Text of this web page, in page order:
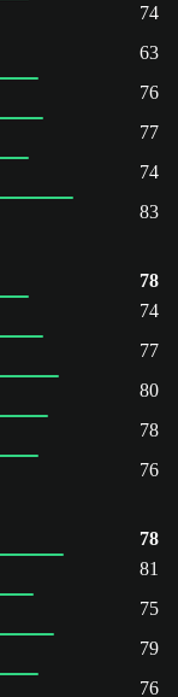
74
63
76
77
74
83
78
74
77
80
78
76
78
81
75
79
76